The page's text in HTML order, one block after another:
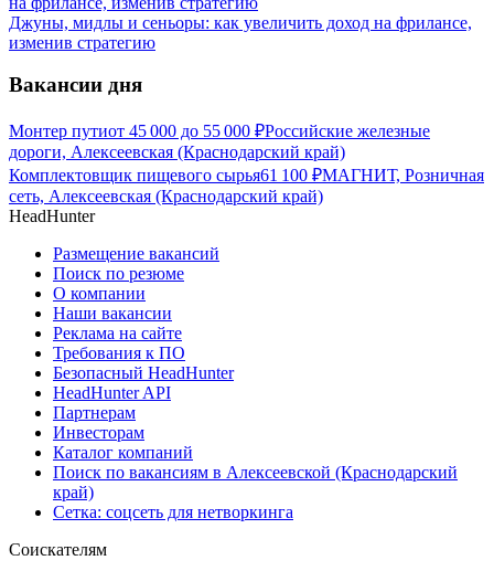
Джуны, мидлы и сеньоры: как увеличить доход на фрилансе,
изменив стратегию
Вакансии дня
Монтер путиот 45 000 до 55 000 ₽Российские железные
дороги, Алексеевская (Краснодарский край)
Комплектовщик пищевого сырья61 100 ₽МАГНИТ, Розничная
сеть, Алексеевская (Краснодарский край)
HeadHunter
Размещение вакансий
Поиск по резюме
О компании
Наши вакансии
Реклама на сайте
Требования к ПО
Безопасный HeadHunter
HeadHunter API
Партнерам
Инвесторам
Каталог компаний
Поиск по вакансиям в Алексеевской (Краснодарский
край)
Сетка: соцсеть для нетворкинга
Соискателям